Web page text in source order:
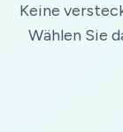
Keine
Wählen Sie